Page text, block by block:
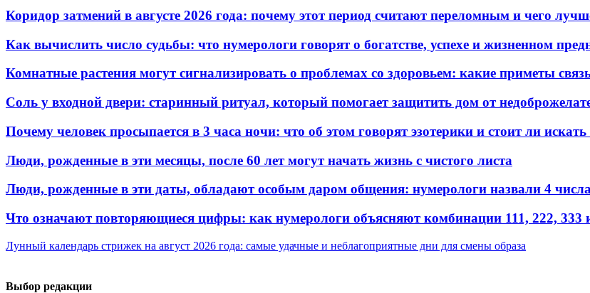
Коридор затмений в августе 2026 года: почему этот период считают переломным и чего
Как вычислить число судьбы: что нумерологи говорят о богатстве, успехе и жизненном
Комнатные растения могут сигнализировать о проблемах со здоровьем: какие приметы
Соль у входной двери: старинный ритуал, который помогает защитить дом от
Почему человек просыпается в 3 часа ночи: что об этом говорят эзотерики и стоит ли
Люди, рожденные в эти месяцы, после 60 лет могут начать жизнь с чистого листа
Люди, рожденные в эти даты, обладают особым даром общения: нумерологи назвали 4
Что означают повторяющиеся цифры: как нумерологи объясняют комбинации 111, 222, 333
Лунный календарь стрижек на август 2026 года: самые удачные и неблагоприятные дни для смены образа
Выбор редакции